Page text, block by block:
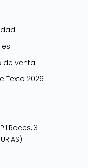
de venta
Texto 2026
3